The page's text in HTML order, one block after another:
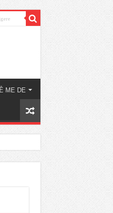
ME DE